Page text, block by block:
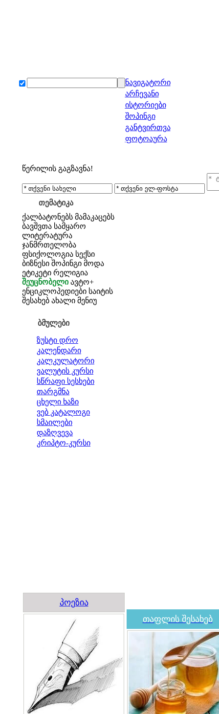
ნავიგატორი
არჩევანი
ისტორიები
შოპინგი
განტვირთვა
ფოტოაურა
წერილის გაგზავნა!
თემატიკა
ქალბატონებს მამაკაცებს
ბავშვთა სამყარო
ლიტერატურა
ჯანმრთელობა
ფსიქოლოგია სექსი
ბიზნესი შოპინგი მოდა
ეტიკეტი რელიგია
შეუცნობელი ავტო+
ენციკლოპედიები საიტის
შესახებ ახალი მენიუ
ბმულები
ზუსტი დრო
კალენდარი
კალკულატორი
ვალუტის კურსი
სწრაფი სესხები
თარგმნა
ცხელი ხაზი
ვებ კატალოგი
სმაილები
დაზღვევა
კრიპტო-კურსი
პოეზია
თაფლის შესახებ